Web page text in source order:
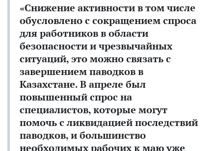
«Снижение активности в том числе
обусловлено с сокращением спроса
для работников в области
безопасности и чрезвычайных
ситуаций, это можно связать с
завершением паводков в
Казахстане. В апреле был
повышенный спрос на
специалистов, которые могут
помочь с ликвидацией последствий
паводков, и большинство
необходимых рабочих к маю уже